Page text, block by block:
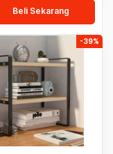
Beli Sekarang
-39%